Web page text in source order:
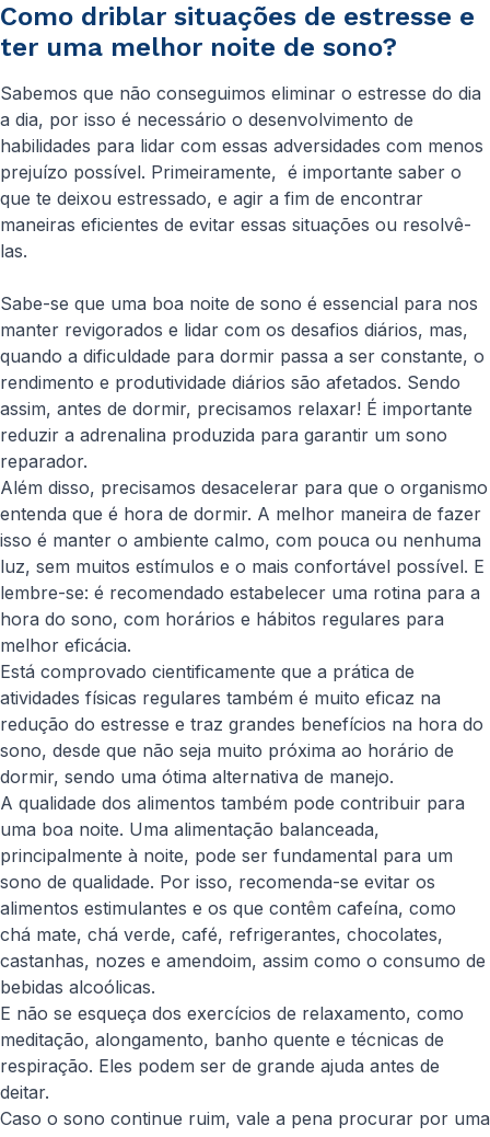
Como driblar situações de estresse e
ter uma melhor noite de sono?
Sabemos que não conseguimos eliminar o estresse do dia
a dia, por isso é necessário o desenvolvimento de
habilidades para lidar com essas adversidades com menos
prejuízo possível. Primeiramente, é importante saber o
que te deixou estressado, e agir a fim de encontrar
maneiras eficientes de evitar essas situações ou resolvê-
las.
Sabe-se que uma boa noite de sono é essencial para nos
manter revigorados e lidar com os desafios diários, mas,
quando a dificuldade para dormir passa a ser constante, o
rendimento e produtividade diários são afetados. Sendo
assim, antes de dormir, precisamos relaxar! É importante
reduzir a adrenalina produzida para garantir um sono
reparador.
Além disso, precisamos desacelerar para que o organismo
entenda que é hora de dormir. A melhor maneira de fazer
isso é manter o ambiente calmo, com pouca ou nenhuma
luz, sem muitos estímulos e o mais confortável possível. E
lembre-se: é recomendado estabelecer uma rotina para a
hora do sono, com horários e hábitos regulares para
melhor eficácia.
Está comprovado cientificamente que a prática de
atividades físicas regulares também é muito eficaz na
redução do estresse e traz grandes benefícios na hora do
sono, desde que não seja muito próxima ao horário de
dormir, sendo uma ótima alternativa de manejo.
A qualidade dos alimentos também pode contribuir para
uma boa noite. Uma alimentação balanceada,
principalmente à noite, pode ser fundamental para um
sono de qualidade. Por isso, recomenda-se evitar os
alimentos estimulantes e os que contêm cafeína, como
chá mate, chá verde, café, refrigerantes, chocolates,
castanhas, nozes e amendoim, assim como o consumo de
bebidas alcoólicas.
E não se esqueça dos exercícios de relaxamento, como
meditação, alongamento, banho quente e técnicas de
respiração. Eles podem ser de grande ajuda antes de
deitar.
Caso o sono continue ruim, vale a pena procurar por uma